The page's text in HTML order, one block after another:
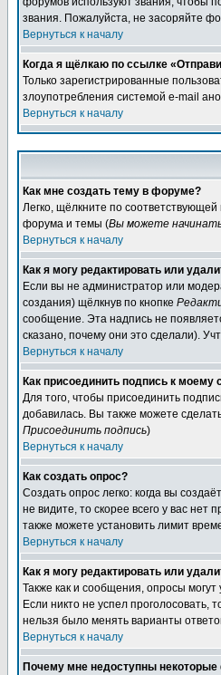
звания. Пожалуйста, не засоряйте
Вернуться к началу
Когда я щёлкаю по ссылке
Только зарегистрированные
злоупотребления системой e-mail
Вернуться к началу
Как мне создать тему в форуме?
Легко, щёлкните по
форума и темы (Вы можете
Вернуться к началу
Как я могу редактировать или
Если вы не администратор или
создания) щёлкнув по кнопке
сообщение. Эта надпись не
сказано, почему они это сделали).
Вернуться к началу
Как присоединить подпись к моему
Для того, чтобы присоединить
добавилась. Вы также можете
Присоединить подпись)
Вернуться к началу
Как создать опрос?
Создать опрос легко: когда вы
не видите, то скорее всего у вас
также можете установить лимит
Вернуться к началу
Как я могу редактировать или
Также как и сообщения, опросы
Если никто не успел проголосовать,
нельзя было менять варианты
Вернуться к началу
Почему мне недоступны